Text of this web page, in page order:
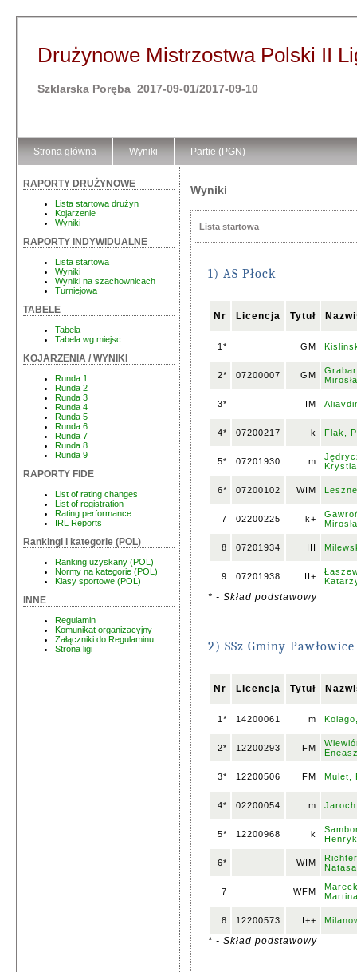
Drużynowe Mistrzostwa Polski II
Szklarska Poręba 2017-09-01/2017-09-10
Strona główna Wyniki Partie (PGN)
RAPORTY DRUŻYNOWE
Lista startowa drużyn
Kojarzenie
Wyniki
RAPORTY INDYWIDUALNE
Lista startowa
Wyniki
Wyniki na szachownicach
Turniejowa
TABELE
Tabela
Tabela wg miejsc
KOJARZENIA / WYNIKI
Runda 1
Runda 2
Runda 3
Runda 4
Runda 5
Runda 6
Runda 7
Runda 8
Runda 9
RAPORTY FIDE
List of rating changes
List of registration
Rating performance
IRL Reports
Rankingi i kategorie (POL)
Ranking uzyskany (POL)
Normy na kategorie (POL)
Klasy sportowe (POL)
INNE
Regulamin
Komunikat organizacyjny
Załączniki do Regulaminu
Strona ligi
Wyniki
Lista startowa
1) AS Płock
Nr Licencja Tytuł
1* GM
2* 07200007 GM
3* IM
4* 07200217 k Flak,
5* 07201930 m
6* 07200102 WIM
7 02200225 k+
8 07201934 III
9 07201938 II+
* - Skład podstawowy
2) SSz Gminy Pawłowice
Nr Licencja Tytuł
1* 14200061 m
2* 12200293 FM
3* 12200506 FM Mulet,
4* 02200054 m
5* 12200968 k
Henryk
6* WIM
Natasa
7 WFM
8 12200573 I++
* - Skład podstawowy